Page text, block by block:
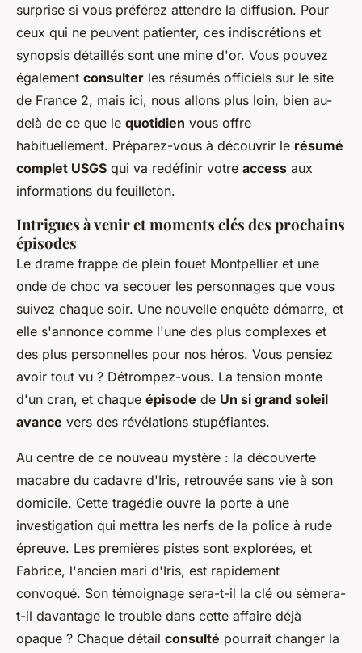
surprise si vous préférez attendre la diffusion. Pour
ceux qui ne peuvent patienter, ces indiscrétions et
synopsis détaillés sont une mine d'or. Vous pouvez
également consulter les résumés officiels sur le site
de France 2, mais ici, nous allons plus loin, bien au-
delà de ce que le quotidien vous offre
habituellement. Préparez-vous à découvrir le résumé
complet USGS qui va redéfinir votre access aux
informations du feuilleton.
Intrigues à venir et moments clés des prochains
épisodes
Le drame frappe de plein fouet Montpellier et une
onde de choc va secouer les personnages que vous
suivez chaque soir. Une nouvelle enquête démarre, et
elle s'annonce comme l'une des plus complexes et
des plus personnelles pour nos héros. Vous pensiez
avoir tout vu ? Détrompez-vous. La tension monte
d'un cran, et chaque épisode de Un si grand soleil
avance vers des révélations stupéfiantes.
Au centre de ce nouveau mystère : la découverte
macabre du cadavre d'Iris, retrouvée sans vie à son
domicile. Cette tragédie ouvre la porte à une
investigation qui mettra les nerfs de la police à rude
épreuve. Les premières pistes sont explorées, et
Fabrice, l'ancien mari d'Iris, est rapidement
convoqué. Son témoignage sera-t-il la clé ou sèmera-
t-il davantage le trouble dans cette affaire déjà
opaque ? Chaque détail consulté pourrait changer la